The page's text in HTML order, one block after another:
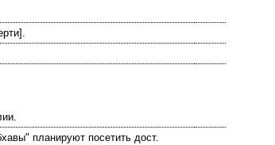
планируют посетить дост.